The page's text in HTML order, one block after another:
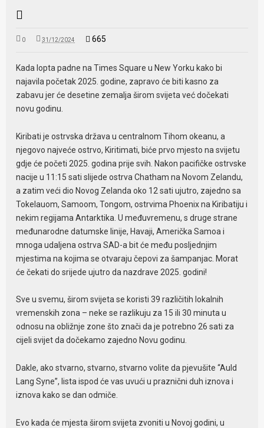
0 31/12/2024 665
Kada lopta padne na Times Square u New Yorku kako bi
najavila početak 2025. godine, zapravo će biti kasno za
zabavu jer će desetine zemalja širom svijeta već dočekati
novu godinu.
Kiribati je ostrvska država u centralnom Tihom okeanu, a
njegovo najveće ostrvo, Kiritimati, biće prvo mjesto na svijetu
gdje će početi 2025. godina prije svih. Nakon pacifičke ostrvske
nacije u 11:15 sati slijede ostrva Chatham na Novom Zelandu,
a zatim veći dio Novog Zelanda oko 12 sati ujutro, zajedno sa
Tokelauom, Samoom, Tongom, ostrvima Phoenix na Kiribatiju i
nekim regijama Antarktika. U međuvremenu, s druge strane
međunarodne datumske linije, Havaji, Američka Samoa i
mnoga udaljena ostrva SAD-a bit će među posljednjim
mjestima na kojima se otvaraju čepovi za šampanjac. Morat
će čekati do srijede ujutro da nazdrave 2025. godini!
Sve u svemu, širom svijeta se koristi 39 različitih lokalnih
vremenskih zona – neke se razlikuju za 15 ili 30 minuta u
odnosu na obližnje zone što znači da je potrebno 26 sati za
cijeli svijet da dočekamo zajedno Novu godinu.
Dakle, ako stvarno, stvarno, stvarno volite da pjevušite “Auld
Lang Syne”, lista ispod će vas uvući u praznični duh iznova i
iznova kako se dan odmiče.
Evo kada će mjesta širom svijeta zvoniti u Novoj godini, u